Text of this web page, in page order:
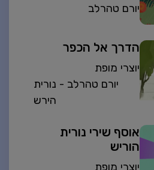
יורם טהרלב
הדרך אל הכפר
יוצרי מופת
יורם טהרלב - נורית
הירש
אוסף שירי נורית
הוריש
יוצרי מופת